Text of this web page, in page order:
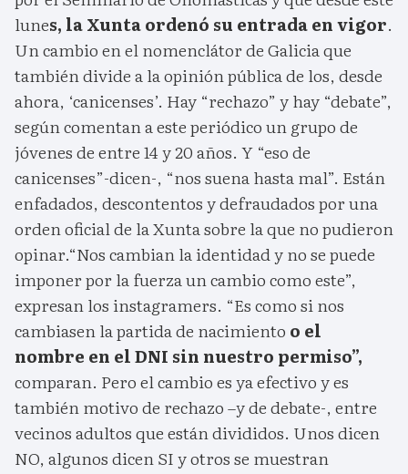
lunes, la Xunta ordenó su entrada en vigor.
Un cambio en el nomenclátor de Galicia que
también divide a la opinión pública de los, desde
ahora, ‘canicenses’. Hay “rechazo” y hay “debate”,
según comentan a este periódico un grupo de
jóvenes de entre 14 y 20 años. Y “eso de
canicenses”-dicen-, “nos suena hasta mal”. Están
enfadados, descontentos y defraudados por una
orden oficial de la Xunta sobre la que no pudieron
opinar.“Nos cambian la identidad y no se puede
imponer por la fuerza un cambio como este”,
expresan los instagramers. “Es como si nos
cambiasen la partida de nacimiento o el
nombre en el DNI sin nuestro permiso”,
comparan. Pero el cambio es ya efectivo y es
también motivo de rechazo –y de debate-, entre
vecinos adultos que están divididos. Unos dicen
NO, algunos dicen SI y otros se muestran